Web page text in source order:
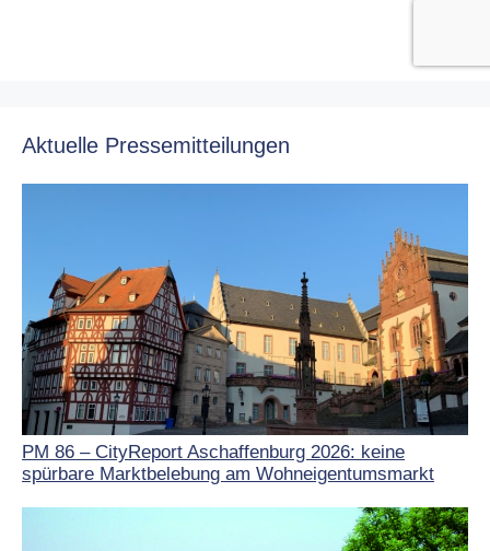
Aktuelle Pressemitteilungen
PM 86 – CityReport Aschaffenburg 2026: keine
spürbare Marktbelebung am Wohneigentumsmarkt